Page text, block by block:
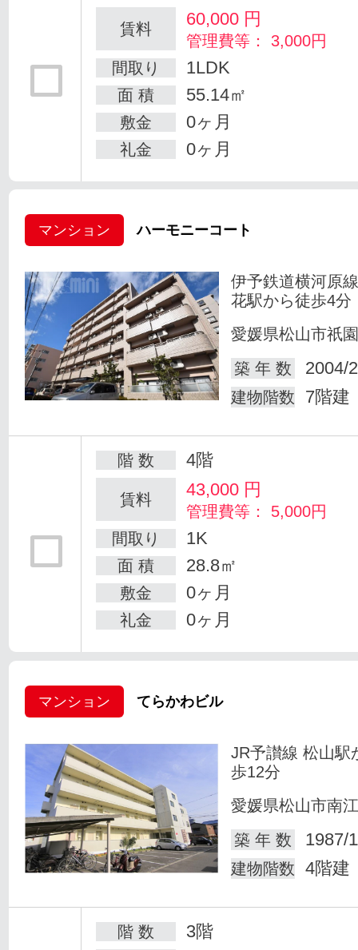
賃料 60,000 円
管理費等： 3,000円
間取り
1LDK
面 積 55.14㎡
敷金 0ヶ月
礼金 0ヶ月
マンション ハーモニーコート
伊予鉄道横河原
花駅から徒歩4分
愛媛県松山市祇
築 年 数
2004/
建物階数 7階建
階 数 4階
賃料 43,000 円
管理費等： 5,000円
間取り
1K
面 積 28.8㎡
敷金 0ヶ月
礼金 0ヶ月
マンション てらかわビル
JR予讃線 松山駅
歩12分
愛媛県松山市南
築 年 数
1987/
建物階数 4階建
階 数 3階